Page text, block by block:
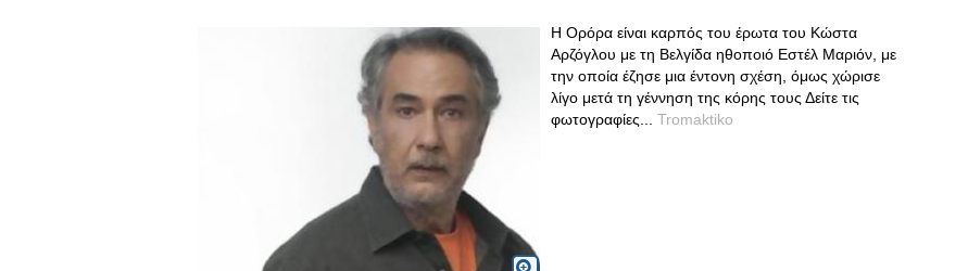
Η Ορόρα είναι καρπός του έρωτα του Κώστα
Αρζόγλου με τη Βελγίδα ηθοποιό Εστέλ Μαριόν, με
την οποία έζησε μια έντονη σχέση, όμως χώρισε
λίγο μετά τη γέννηση της κόρης τους Δείτε τις
φωτογραφίες... Tromaktiko